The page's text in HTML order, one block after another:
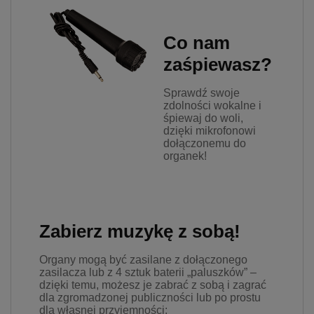
Co nam
zaśpiewasz?
Sprawdź swoje
zdolności wokalne i
śpiewaj do woli,
dzięki mikrofonowi
dołączonemu do
organek!
Zabierz muzykę z sobą!
Organy mogą być zasilane z dołączonego
zasilacza lub z 4 sztuk baterii „paluszków” –
dzięki temu, możesz je zabrać z sobą i zagrać
dla zgromadzonej publiczności lub po prostu
dla własnej przyjemności: